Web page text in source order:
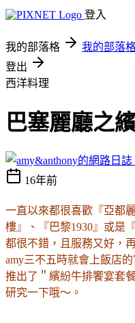
登入
我的部落格 我的部落
登出
西洋料理
巴塞麗廳之
16年前
一直以來都很喜歡『亞都
樓』、『巴黎1930』或是
都很不錯，且服務又好，
amy三不五時就會上飯店
推出了＂繽紛牛排饗宴套
研究一下哦～。